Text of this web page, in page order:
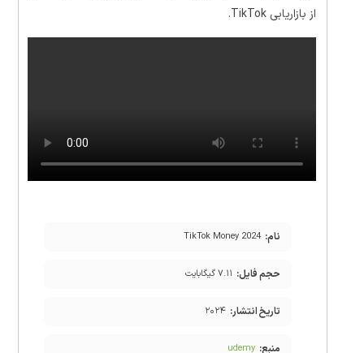
از بازاریابی TikTok.
نام: TikTok Money 2024
حجم فایل: ۷.۱۱ گیگابایت
تاریخ انتشار: ۲۰۲۴
منبع: udemy